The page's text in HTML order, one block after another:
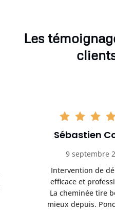
Les
Sébastien
9 septembre
Intervention de
efficace et
La cheminée tire
mieux depuis.